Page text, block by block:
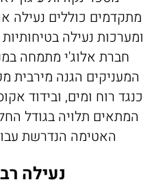
FRAME
FRAMELESS
פרוייקטים שונים
חלונות ציר
חלונות הזזה
חלונות קיפ
חלונות דריי קיפ
בלוג
מן התקשורת
Innovation
צרו קשר
אדריכלים
מתקדמים כוללים נעילה
ומערכות נעילה
חברת אלוג'י מתמחה
המעניקים הגנה מירבית
כנגד רוח ומים, ובידוד
המתאים תלויה בגודל
האטימה הנדרשת
נעילה